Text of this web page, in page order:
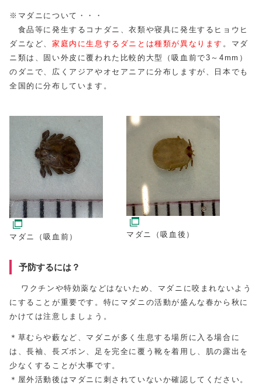
※マダニについて・・・
食品等に発生するコナダニ、衣類や寝具に発生するヒョウヒ
ダニなど、 家庭内に生息するダニとは種類が異なります 。マダ
ニ類は、固い外皮に覆われた比較的大型（吸血前で3～4mm）
のダニで、広くアジアやオセアニアに分布しますが、日本でも
全国的に分布しています。
マダニ（吸血前） マダニ（吸血後）
予防するには？
ワクチンや特効薬などはないため、マダニに咬まれないよう
にすることが重要です。特にマダニの活動が盛んな春から秋に
かけては注意しましょう。
＊草むらや藪など、マダニが多く生息する場所に入る場合に
は、長袖、長ズボン、足を完全に覆う靴を着用し、肌の露出を
少なくすることが大事です。
＊屋外活動後はマダニに刺されていないか確認してください。